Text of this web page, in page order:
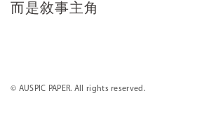
而是敘事主角
© AUSPIC PAPER. All rights reserved.